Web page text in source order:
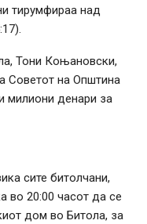
тирумфираа над
Тони Коњановски,
Советот на Општина
милиони денари за
сите битолчани,
во 20:00 часот да се
дом во Битола, за